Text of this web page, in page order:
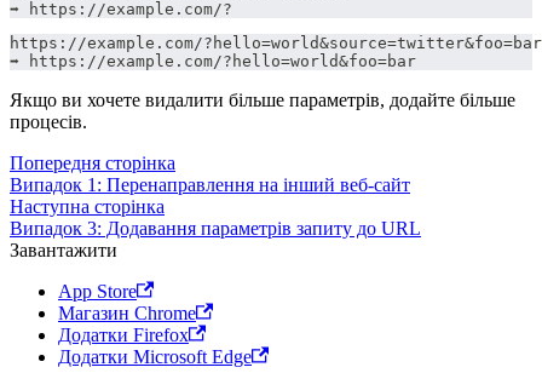
➡️ https://example.com/?
https://example.com/?hello=world&source=twitter&foo=bar
➡️ https://example.com/?hello=world&foo=bar
Якщо ви хочете видалити більше параметрів, додайте більше
процесів.
Попередня сторінка
Випадок 1: Перенаправлення на інший веб-сайт
Наступна сторінка
Випадок 3: Додавання параметрів запиту до URL
Завантажити
App Store
Магазин Chrome
Додатки Firefox
Додатки Microsoft Edge